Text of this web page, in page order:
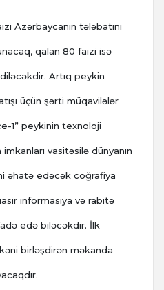
Azərbaycanın tələbatını
qalan 80 faizi isə
Artıq peykin
üçün şərti müqavilələr
1” peykinin texnoloji
vasitəsilə dünyanın
əhatə edəcək coğrafiya
informasiya və rabitə
edə biləcəkdir. İlk
birləşdirən məkanda